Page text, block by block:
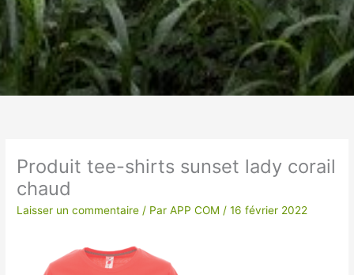
VÊTEMENTS ET OBJETS À
QUALITE OPTIMALE ou IMPRESSION SUR
Produit tee-shirts sunset lady corail
chaud
Laisser un commentaire / ParAPP COM/16 février 2022